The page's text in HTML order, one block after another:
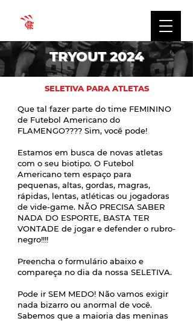
TRYOUT 2024
SELETIVA PARA ATLETAS
Que tal fazer parte do time FEMININO
de Futebol Americano do
FLAMENGO???? Sim, você pode!
Estamos em busca de novas atletas
com o seu biotipo. O Futebol
Americano tem espaço para
pequenas, altas, gordas, magras,
rápidas, lentas, atléticas ou jogadoras
de vide-game. NÃO PRECISA SABER
NADA DO ESPORTE, BASTA TER
VONTADE de jogar e defender o rubro-
negro!!!!
Preencha o formulário abaixo e
compareça no dia da nossa SELETIVA.
Pode ir SEM MEDO! Não vamos exigir
nada bizarro ou anormal de você.
Sabemos que a maioria das meninas